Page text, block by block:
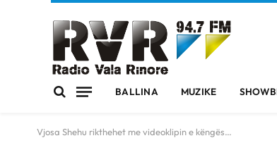
BALLINA MUZIKE
Vjosa Shehu rikthehet me videoklipin e këngës…